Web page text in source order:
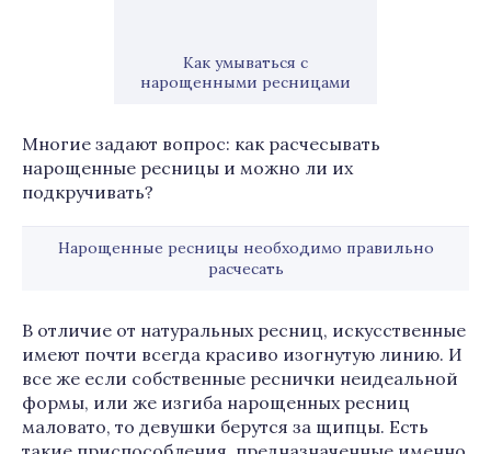
Как умываться с
нарощенными ресницами
Многие задают вопрос: как расчесывать
нарощенные ресницы и можно ли их
подкручивать?
Нарощенные ресницы необходимо правильно
расчесать
В отличие от натуральных ресниц, искусственные
имеют почти всегда красиво изогнутую линию. И
все же если собственные реснички неидеальной
формы, или же изгиба нарощенных ресниц
маловато, то девушки берутся за щипцы. Есть